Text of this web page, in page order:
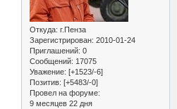
Откуда: г.Пенза
Зарегистрирован: 2010-01-24
Приглашений: 0
Сообщений: 17075
Уважение: [+1523/-6]
Позитив: [+5483/-0]
Провел на форуме:
9 месяцев 22 дня